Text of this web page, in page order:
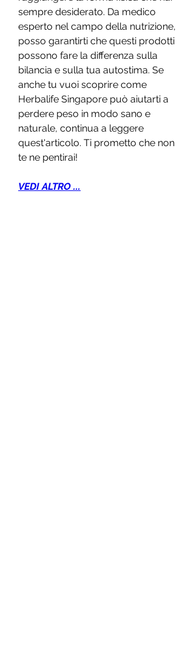
sempre desiderato. Da medico
esperto nel campo della nutrizione,
posso garantirti che questi prodotti
possono fare la differenza sulla
bilancia e sulla tua autostima. Se
anche tu vuoi scoprire come
Herbalife Singapore può aiutarti a
perdere peso in modo sano e
naturale, continua a leggere
quest'articolo. Ti prometto che non
te ne pentirai!
VEDI ALTRO ...